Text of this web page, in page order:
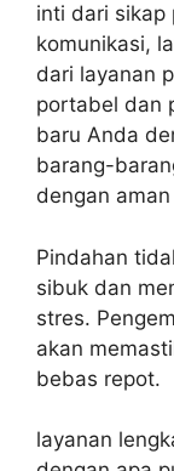
inti dari sikap
komunikasi,
dari layanan
portabel dan
baru Anda
barang-
dengan
Pindahan
sibuk dan
stres.
akan
bebas repot.
layanan